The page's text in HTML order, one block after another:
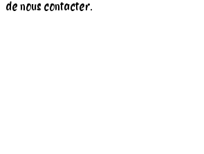
de nous contacter.